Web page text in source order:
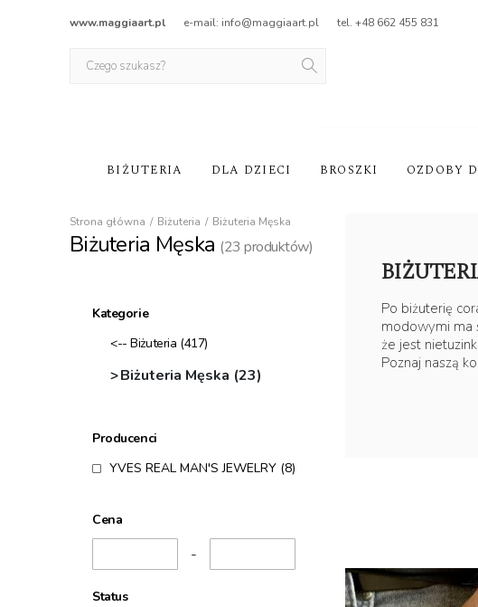
www.maggiaart.pl e-mail: info@maggiaart.pl tel. +48 662 455 831
BIŻUTERIA DLA DZIECI BROSZKI OZDOBY
Strona główna Biżuteria Biżuteria Męska
Biżuteria Męska (23 produktów)
Kategorie
<-- Biżuteria (417)
Biżuteria Męska (23)
Producenci
YVES REAL MAN'S JEWELRY (8)
Cena
-
Status
Po biżuterię
modowymi ma
że jest
Poznaj naszą